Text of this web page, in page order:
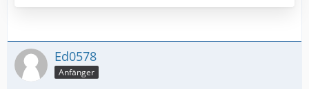
Ed0578
Anfänger